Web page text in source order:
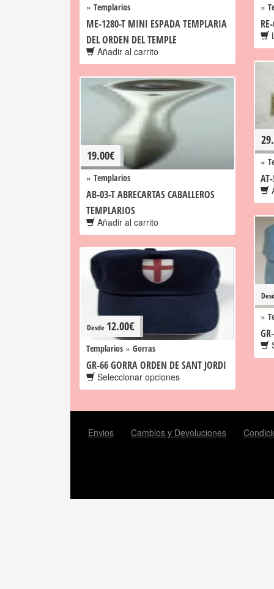
» Templarios
ME-1280-T MINI ESPADA TEMPLARIA
DEL ORDEN DEL TEMPLE
Añadir al carrito
»
»
19.00€
» Templarios
AB-03-T ABRECARTAS CABALLEROS
TEMPLARIOS
Añadir al carrito
»
Desde 12.00€
Templarios » Gorras
GR-66 GORRA ORDEN DE SANT JORDI
Seleccionar opciones
Envios Cambios y Devoluciones